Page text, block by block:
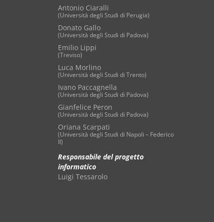
Antonio Ciaralli
(Università degli Studi di Perugia)
Donato Gallo
(Università degli Studi di Padova)
Emilio Lippi
(Treviso)
Luca Morlino
(Università degli Studi di Trento)
Ivano Paccagnella
(Università degli Studi di Padova)
Gianfelice Peron
(Università degli Studi di Padova)
Oriana Scarpati
(Università degli Studi di Napoli – Federico
II)
Responsabile del progetto
informatico
Luigi Tessarolo